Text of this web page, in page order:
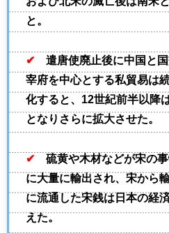
と。
✔ 遣唐使廃止後に中国と
宰府を中心とする私貿易は
化すると、12世紀前半以降
となりさらに拡大させた。
✔ 硫黄や木材などが宋の
に大量に輸出され、宋から
に流通した宋銭は日本の経
えた。